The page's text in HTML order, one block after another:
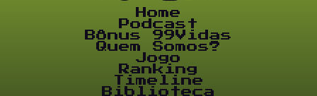
Home
Podcast
Bônus 99Vidas
Quem Somos?
Jogo
Ranking
Timeline
Biblioteca